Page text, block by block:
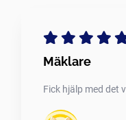
Mäklare
Fick hjälp med det